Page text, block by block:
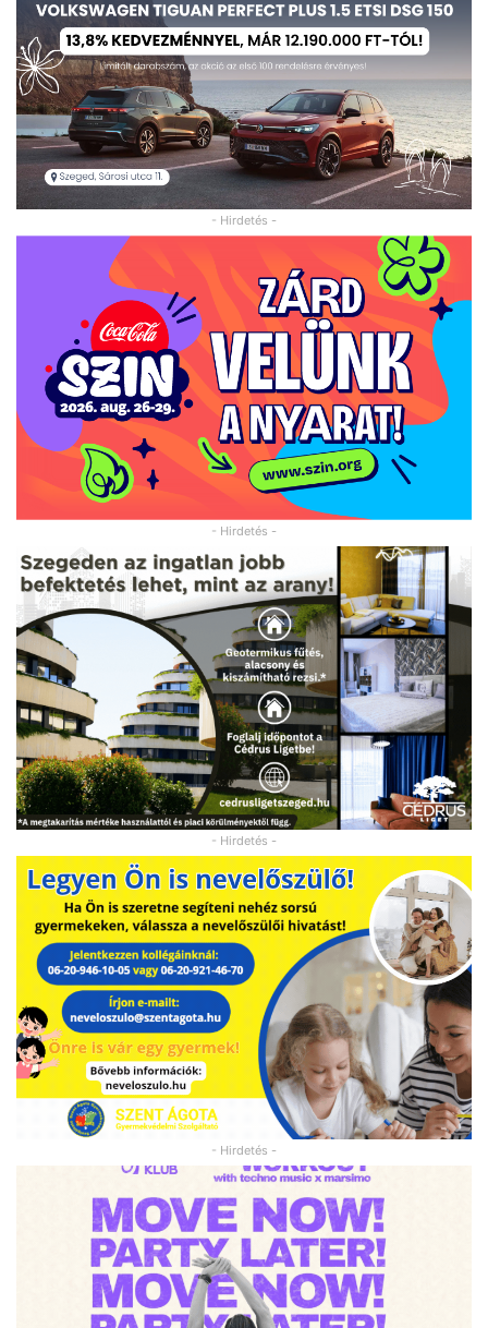
- Hirdetés -
- Hirdetés -
- Hirdetés -
- Hirdetés -